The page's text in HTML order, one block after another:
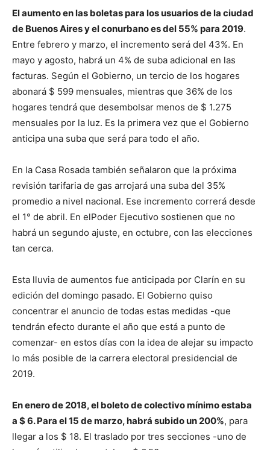
El aumento en las boletas para los usuarios de la ciudad
de Buenos Aires y el conurbano es del 55% para 2019.
Entre febrero y marzo, el incremento será del 43%. En
mayo y agosto, habrá un 4% de suba adicional en las
facturas. Según el Gobierno, un tercio de los hogares
abonará $ 599 mensuales, mientras que 36% de los
hogares tendrá que desembolsar menos de $ 1.275
mensuales por la luz. Es la primera vez que el Gobierno
anticipa una suba que será para todo el año.
En la Casa Rosada también señalaron que la próxima
revisión tarifaria de gas arrojará una suba del 35%
promedio a nivel nacional. Ese incremento correrá desde
el 1° de abril. En elPoder Ejecutivo sostienen que no
habrá un segundo ajuste, en octubre, con las elecciones
tan cerca.
Esta lluvia de aumentos fue anticipada por Clarín en su
edición del domingo pasado. El Gobierno quiso
concentrar el anuncio de todas estas medidas -que
tendrán efecto durante el año que está a punto de
comenzar- en estos días con la idea de alejar su impacto
lo más posible de la carrera electoral presidencial de
2019.
En enero de 2018, el boleto de colectivo mínimo estaba
a $ 6. Para el 15 de marzo, habrá subido un 200%, para
llegar a los $ 18. El traslado por tres secciones -uno de